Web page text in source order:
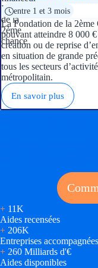
entre 1 et 3 mois
La Fondation de la 2ème
pouvant atteindre 8 000
création ou de reprise
en situation de grande
tous les secteurs
métropolitain.
En savoir plus
+ 11K
Aides recensées
+ 206K
Entreprises accompagnées
+ 260 Milliards d'€
Aides disponibles